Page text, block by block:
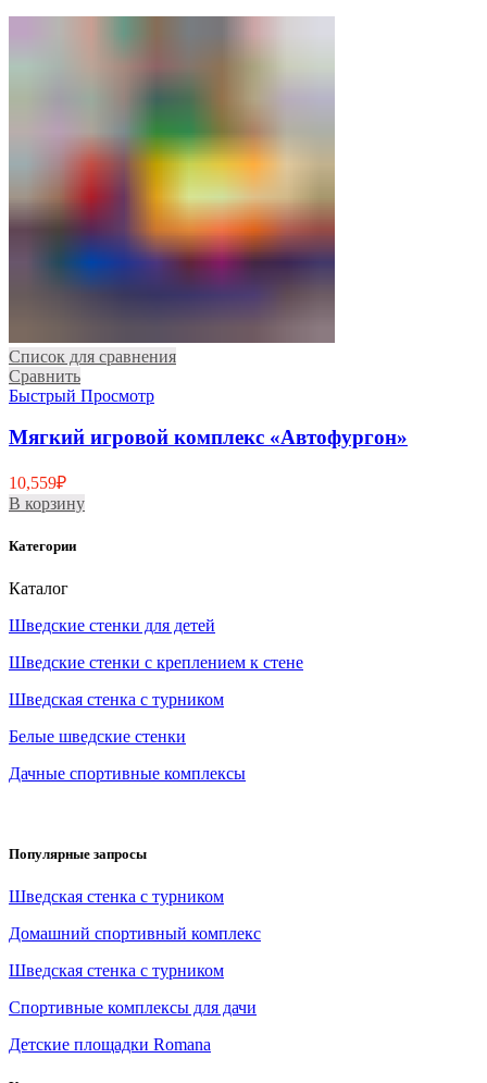
Список для сравнения
Сравнить
Быстрый Просмотр
Мягкий игровой комплекс «Автофургон»
10,559₽
В корзину
Категории
Каталог
Шведские стенки для детей
Шведские стенки с креплением к стене
Шведская стенка с турником
Белые шведские стенки
Дачные спортивные комплексы
Популярные запросы
Шведская стенка с турником
Домашний спортивный комплекс
Шведская стенка с турником
Спортивные комплексы для дачи
Детские площадки Romana